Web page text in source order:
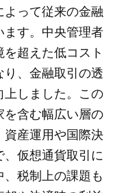
って従来の金融
ます。中央管理者
超えた低コスト
、金融取引の透
しました。この
含む幅広い層の
産運用や国際決
仮想通貨取引に
税制上の課題も